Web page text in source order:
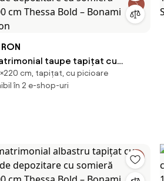
taupe tapițat cu
de depozitare cu somieră
cm Thessa Bold – Bonami
cm, tapițat, cu picioare
în 2 e-shop-uri